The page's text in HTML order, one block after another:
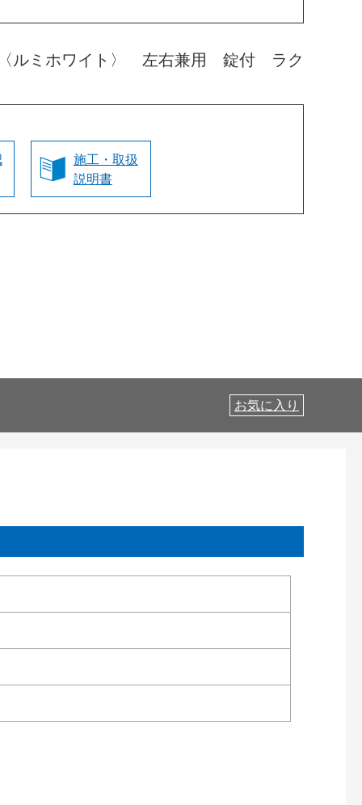
ルミホワイト〉 左右兼用 錠付 ラク
施工・取扱
説明書
お気に入り